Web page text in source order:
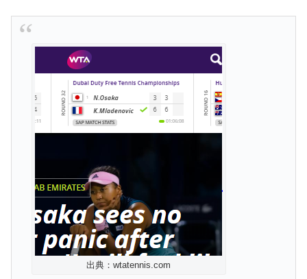
出典：wtatennis.com